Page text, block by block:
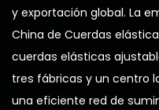
y exportación global. La
China de Cuerdas
cuerdas elásticas
tres fábricas y un centro
una eficiente red de